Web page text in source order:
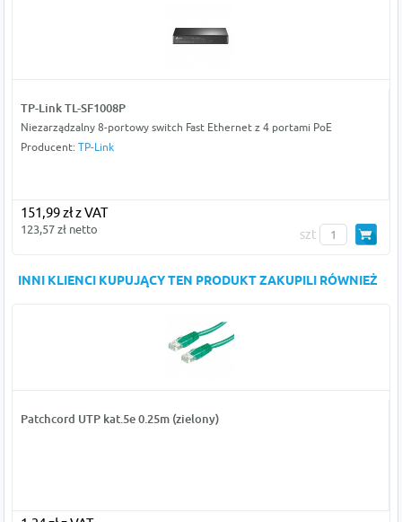
TP-Link TL-SF1008P
Niezarządzalny 8-portowy switch Fast Ethernet z 4 portami PoE
Producent: TP-Link
151,99 zł z VAT
123,57 zł netto szt
INNI KLIENCI KUPUJĄCY TEN PRODUKT ZAKUPILI RÓWNIEŻ
Patchcord UTP kat.5e 0.25m (zielony)